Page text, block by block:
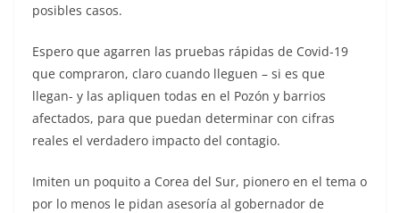
posibles casos.
Espero que agarren las pruebas rápidas de Covid-19
que compraron, claro cuando lleguen – si es que
llegan- y las apliquen todas en el Pozón y barrios
afectados, para que puedan determinar con cifras
reales el verdadero impacto del contagio.
Imiten un poquito a Corea del Sur, pionero en el tema o
por lo menos le pidan asesoría al gobernador de